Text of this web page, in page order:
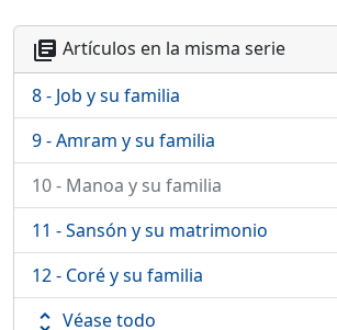
library_books Artículos en la misma serie
8 - Job y su familia
9 - Amram y su familia
10 - Manoa y su familia
11 - Sansón y su matrimonio
12 - Coré y su familia
unfold_more Véase todo